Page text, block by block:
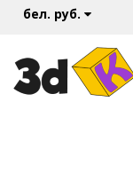
бел. руб.